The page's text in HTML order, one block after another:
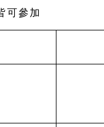
可參加